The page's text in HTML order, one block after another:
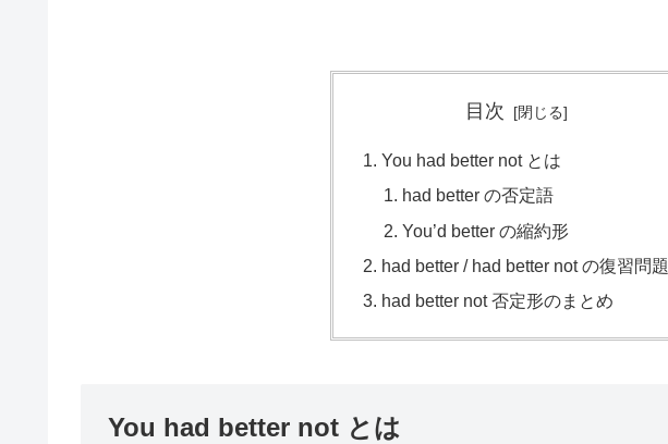
目次
You had better not とは
had better の否定語
You’d better の縮約形
had better / had better not の復習問題
had better not 否定形のまとめ
You had better not とは